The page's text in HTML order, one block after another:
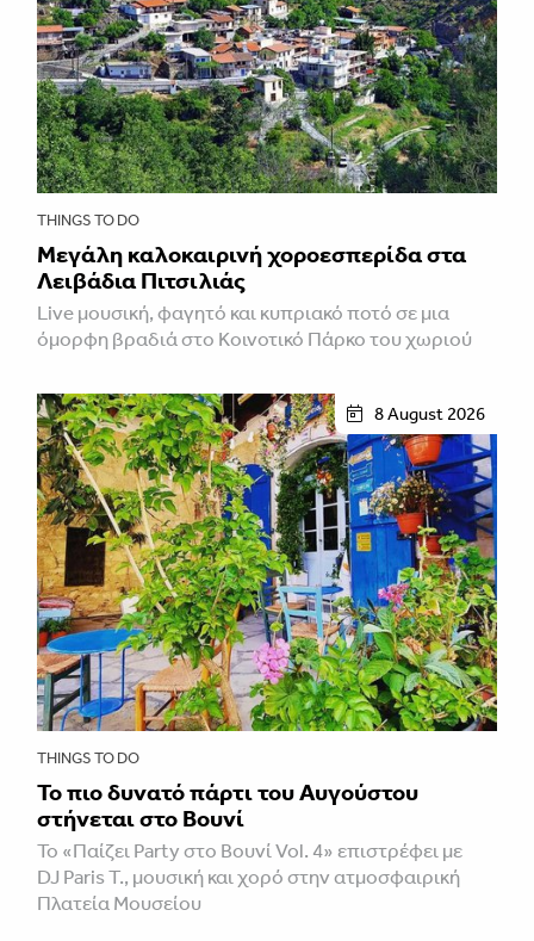
THINGS TO DO
Μεγάλη καλοκαιρινή χοροεσπερίδα στα
Λειβάδια Πιτσιλιάς
Live μουσική, φαγητό και κυπριακό ποτό σε μια
όμορφη βραδιά στο Κοινοτικό Πάρκο του χωριού
8 August 2026
THINGS TO DO
Το πιο δυνατό πάρτι του Αυγούστου
στήνεται στο Βουνί
Το «Παίζει Party στο Βουνί Vol. 4» επιστρέφει με
DJ Paris T., μουσική και χορό στην ατμοσφαιρική
Πλατεία Μουσείου